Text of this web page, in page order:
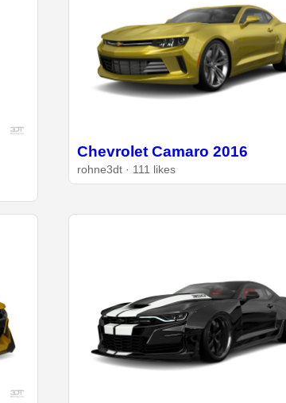
Chevrolet Camaro 2016
rohne3dt · 111 likes